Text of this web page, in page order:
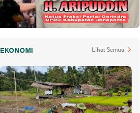
EKONOMI Lihat Semua